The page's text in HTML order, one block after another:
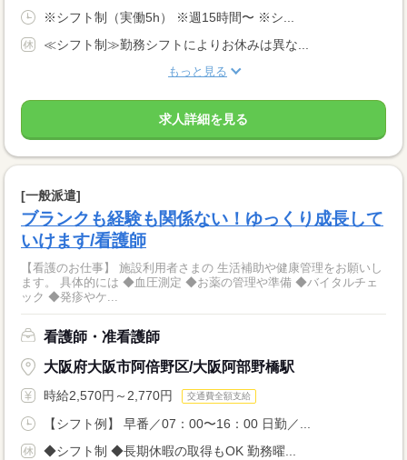
※シフト制（実働5h） ※週15時間〜 ※シ...
≪シフト制≫勤務シフトによりお休みは異な...
もっと見る
求人詳細を見る
[一般派遣]
ブランクも経験も関係ない！ゆっくり成長して
いけます/看護師
【看護のお仕事】 施設利用者さまの 生活補助や健康管理をお願いし
ます。 具体的には ◆血圧測定 ◆お薬の管理や準備 ◆バイタルチェ
ック ◆発疹やケ...
看護師・准看護師
大阪府大阪市阿倍野区/大阪阿部野橋駅
時給2,570円～2,770円 交通費全額支給
【シフト例】 早番／07：00〜16：00 日勤／...
◆シフト制 ◆長期休暇の取得もOK 勤務曜...